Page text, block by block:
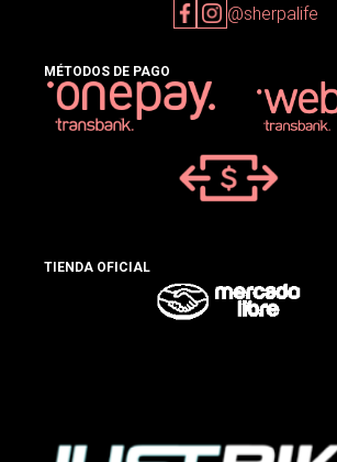
@sherpalife
MÉTODOS DE PAGO
TIENDA OFICIAL